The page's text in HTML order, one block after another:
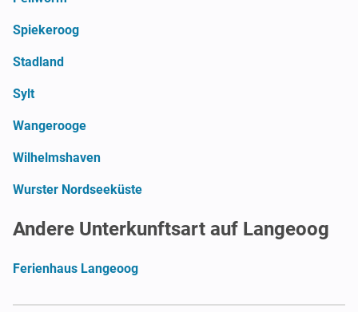
Spiekeroog
Stadland
Sylt
Wangerooge
Wilhelmshaven
Wurster Nordseeküste
Andere Unterkunftsart auf Langeoog
Ferienhaus Langeoog